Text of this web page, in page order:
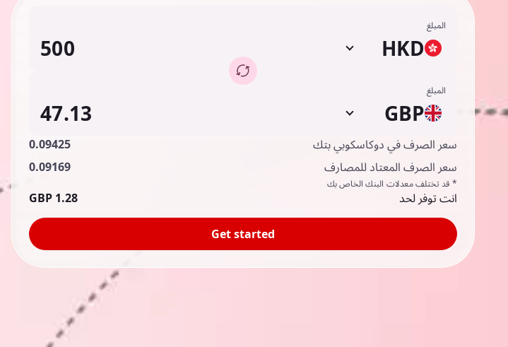
المبلغ
HKD
المبلغ
GBP
سعر الصرف في دوكاسكوبي بتك
0.09425
سعر الصرف المعتاد للمصارف
0.09169
* قد تختلف معدلات البنك الخاص بك
انت توفر لحد 1.28 GBP
Get started